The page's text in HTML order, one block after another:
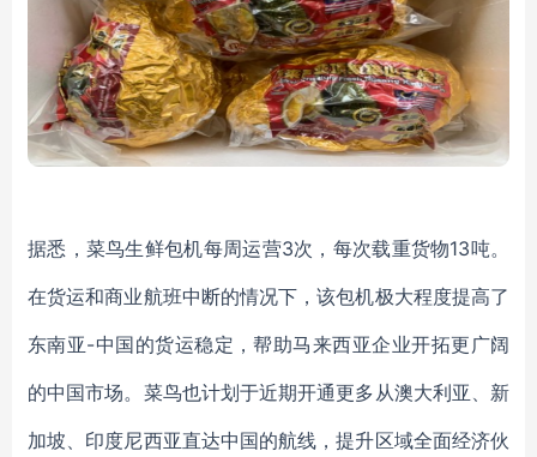
据悉，菜鸟生鲜包机每周运营3次，每次载重货物13吨。
在货运和商业航班中断的情况下，该包机极大程度提高了
东南亚-中国的货运稳定，帮助马来西亚企业开拓更广阔
的中国市场。菜鸟也计划于近期开通更多从澳大利亚、新
加坡、印度尼西亚直达中国的航线，提升区域全面经济伙